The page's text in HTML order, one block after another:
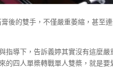
後的雙手，不僅嚴重萎縮，甚至
指導下，告訴義婷其實沒有這麼嚴
的四人單槳轉戰單人雙槳，就是要